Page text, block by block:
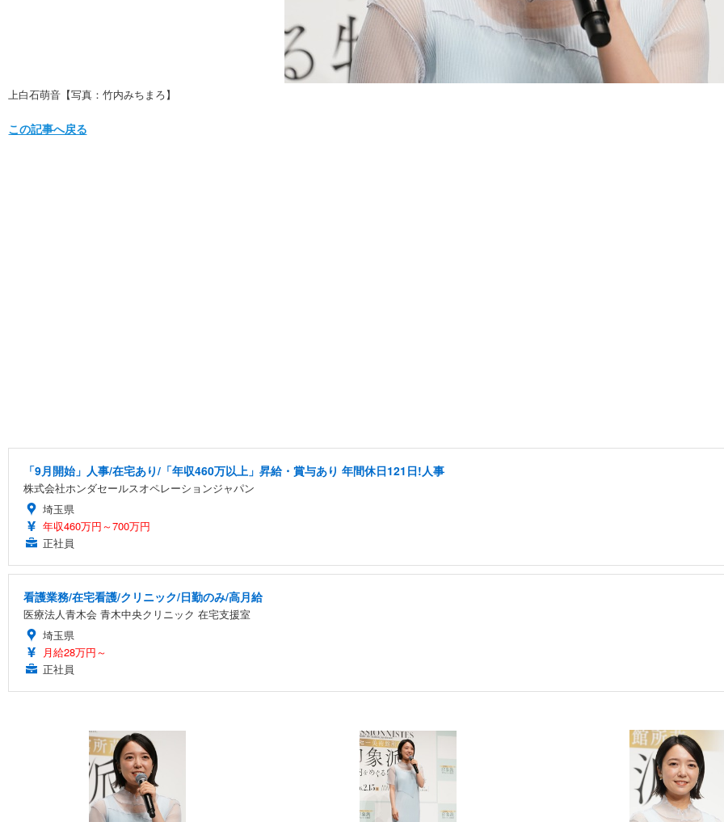
上白石萌音【写真：竹内みちまろ】
この記事へ戻る
「9月開始」人事/在宅あり/「年収460万以上」昇給・賞与あり 年間休日121日!人事
株式会社ホンダセールスオペレーションジャパン
埼玉県
年収460万円～700万円
正社員
看護業務/在宅看護/クリニック/日勤のみ/高月給
医療法人青木会 青木中央クリニック 在宅支援室
埼玉県
月給28万円～
正社員